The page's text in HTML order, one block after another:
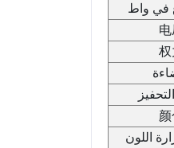
في واط
权
اللون